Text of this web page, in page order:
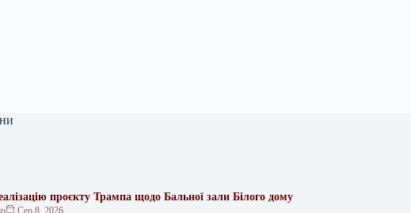
проєкту Трампа щодо Бальної зали Білого дому
Сер 8, 2026